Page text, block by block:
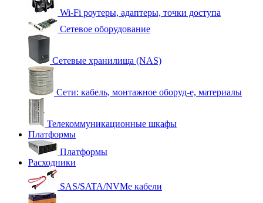
Wi-Fi роутеры, адаптеры, точки доступа
Сетевое оборудование
Сетевые хранилища (NAS)
Сети: кабель, монтажное оборуд-е, материалы
Телекоммуникационные шкафы
Платформы
Платформы
Расходники
SAS/SATA/NVMe кабели